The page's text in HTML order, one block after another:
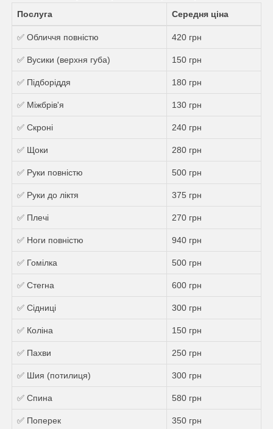
Послуга Середня ціна
✅ Обличчя повністю 420 грн
✅ Вусики (верхня губа) 150 грн
✅ Підборіддя 180 грн
✅ Міжбрів'я 130 грн
✅ Скроні 240 грн
✅ Щоки 280 грн
✅ Руки повністю 500 грн
✅ Руки до ліктя 375 грн
✅ Плечі 270 грн
✅ Ноги повністю 940 грн
✅ Гомілка 500 грн
✅ Стегна 600 грн
✅ Сідниці 300 грн
✅ Коліна 150 грн
✅ Пахви 250 грн
✅ Шия (потилиця) 300 грн
✅ Спина 580 грн
✅ Поперек 350 грн